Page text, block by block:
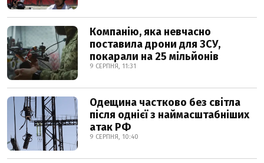
Компанію, яка невчасно
поставила дрони для ЗСУ,
покарали на 25 мільйонів
9 СЕРПНЯ, 11:31
Одещина частково без світла
після однієї з наймасштабніших
атак РФ
9 СЕРПНЯ, 10:40